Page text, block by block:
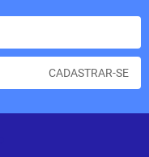
CADASTRAR-SE